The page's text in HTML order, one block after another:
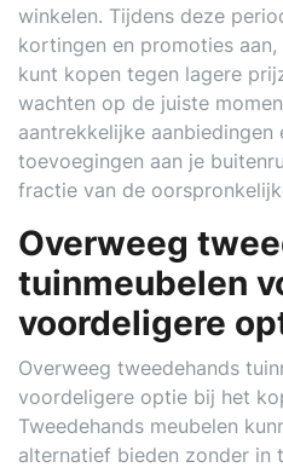
winkelen. Tijdens deze
kortingen en promoties
kunt kopen tegen lagere
wachten op de juiste
aantrekkelijke
toevoegingen aan je
fractie van de
Overweeg
tuinmeubelen
voordeligere
Overweeg tweedehands
voordeligere optie bij het
Tweedehands meubelen
alternatief bieden zonder in